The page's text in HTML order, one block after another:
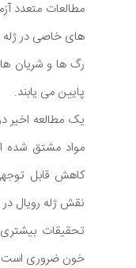
مطالعات متعدد
های خاصی در ژله
رگ ها و شریان
پایین می یابند.
یک مطالعه اخیر
مواد مشتق شده
کاهش قابل
نقش ژله رویال
تحقیقات بیشتری
خون ضروری